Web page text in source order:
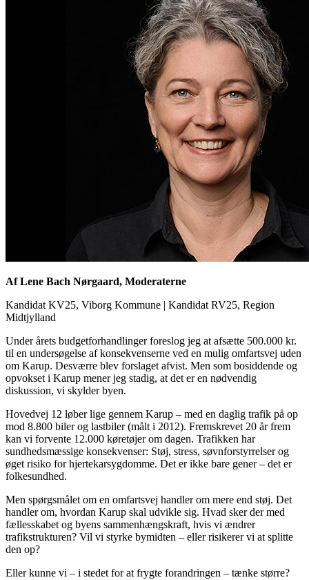
Af Lene Bach Nørgaard, Moderaterne
Kandidat KV25, Viborg Kommune | Kandidat RV25, Region
Midtjylland
Under årets budgetforhandlinger foreslog jeg at afsætte 500.000 kr.
til en undersøgelse af konsekvenserne ved en mulig omfartsvej uden
om Karup. Desværre blev forslaget afvist. Men som bosiddende og
opvokset i Karup mener jeg stadig, at det er en nødvendig
diskussion, vi skylder byen.
Hovedvej 12 løber lige gennem Karup – med en daglig trafik på op
mod 8.800 biler og lastbiler (målt i 2012). Fremskrevet 20 år frem
kan vi forvente 12.000 køretøjer om dagen. Trafikken har
sundhedsmæssige konsekvenser: Støj, stress, søvnforstyrrelser og
øget risiko for hjertekarsygdomme. Det er ikke bare gener – det er
folkesundhed.
Men spørgsmålet om en omfartsvej handler om mere end støj. Det
handler om, hvordan Karup skal udvikle sig. Hvad sker der med
fællesskabet og byens sammenhængskraft, hvis vi ændrer
trafikstrukturen? Vil vi styrke bymidten – eller risikerer vi at splitte
den op?
Eller kunne vi – i stedet for at frygte forandringen – tænke større?